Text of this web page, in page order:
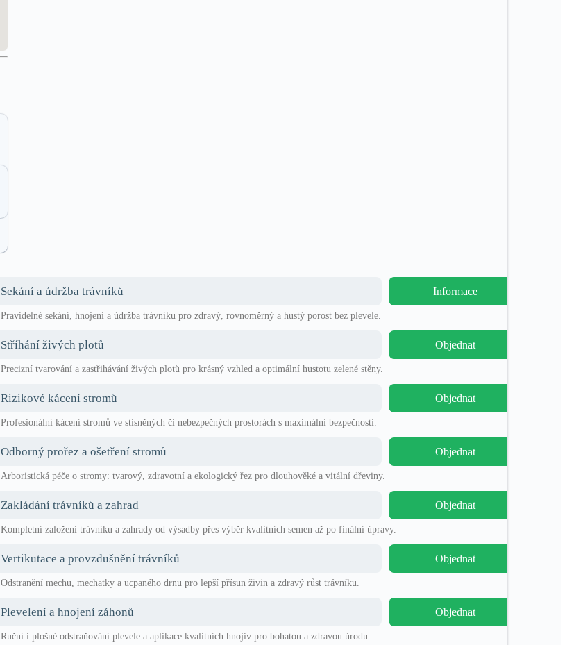
Sekání a údržba trávníků Informace
Pravidelné sekání, hnojení a údržba trávníku pro zdravý, rovnoměrný a hustý porost bez plevele.
Stříhání živých plotů Objednat
Precizní tvarování a zastřihávání živých plotů pro krásný vzhled a optimální hustotu zelené stěny.
Rizikové kácení stromů Objednat
Profesionální kácení stromů ve stísněných či nebezpečných prostorách s maximální bezpečností.
Odborný prořez a ošetření stromů Objednat
Arboristická péče o stromy: tvarový, zdravotní a ekologický řez pro dlouhověké a vitální dřeviny.
Zakládání trávníků a zahrad Objednat
Kompletní založení trávníku a zahrady od výsadby přes výběr kvalitních semen až po finální úpravy.
Vertikutace a provzdušnění trávníků Objednat
Odstranění mechu, mechatky a ucpaného drnu pro lepší přísun živin a zdravý růst trávníku.
Plevelení a hnojení záhonů Objednat
Ruční i plošné odstraňování plevele a aplikace kvalitních hnojiv pro bohatou a zdravou úrodu.